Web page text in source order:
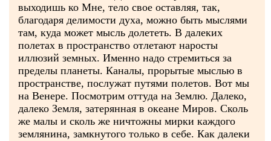
выходишь ко Мне, тело свое оставляя, так,
благодаря делимости духа, можно быть мыслями
там, куда может мысль долететь. В далеких
полетах в пространство отлетают наросты
иллюзий земных. Именно надо стремиться за
пределы планеты. Каналы, прорытые мыслью в
пространстве, послужат путями полетов. Вот мы
на Венере. Посмотрим оттуда на Землю. Далеко,
далеко Земля, затерянная в океане Миров. Сколь
же малы и сколь же ничтожны мирки каждого
землянина, замкнутого только в себе. Как далеки